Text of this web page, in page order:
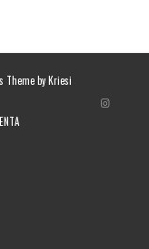
Theme by Kriesi